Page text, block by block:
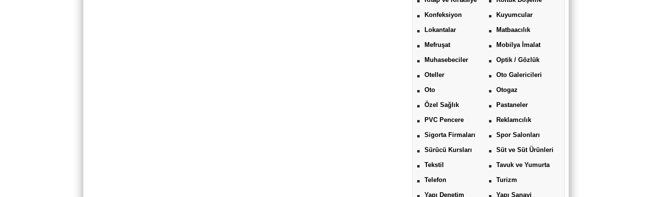
Konfeksiyon Kuyumcular
Lokantalar Matbaacılık
Mefruşat Mobilya İmalat
Muhasebeciler Optik / Gözlük
Oteller Oto Galericileri
Oto Otogaz
Özel Sağlık Pastaneler
PVC Pencere Reklamcılık
Sigorta Firmaları Spor Salonları
Sürücü Kursları Süt ve Süt Ürünleri
Tekstil Tavuk ve Yumurta
Telefon Turizm
Yapı Denetim Yapı Sanayi